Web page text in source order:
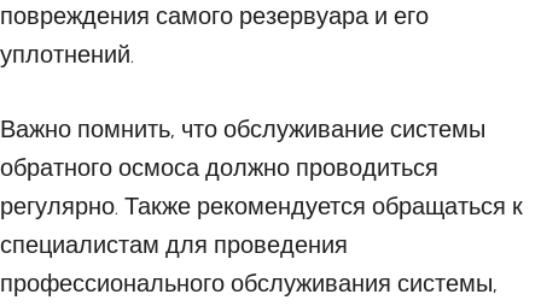
повреждения самого резервуара и его
уплотнений.
Важно помнить, что обслуживание системы
обратного осмоса должно проводиться
регулярно. Также рекомендуется обращаться к
специалистам для проведения
профессионального обслуживания системы,